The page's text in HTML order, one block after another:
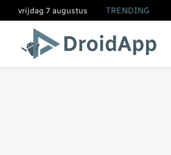
vrijdag 7 augustus TRENDING